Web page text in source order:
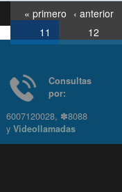
« primero ‹ anterior
11
12
Consultas
6007120028, ✽8088
yVideollamadas